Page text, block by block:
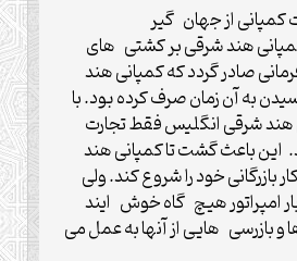
هند شرقی بر کشتی های
صادر گردد که کمپانی هند
به آن زمان صرف کرده بود. با
هند شرقی انگلیس فقط تجارت
این باعث گشت تا کمپانی هند
خود را شروع کند. ولی
امپراتور هیچ گاه خوش ایند
بازرسی هایی از آنها به عمل می